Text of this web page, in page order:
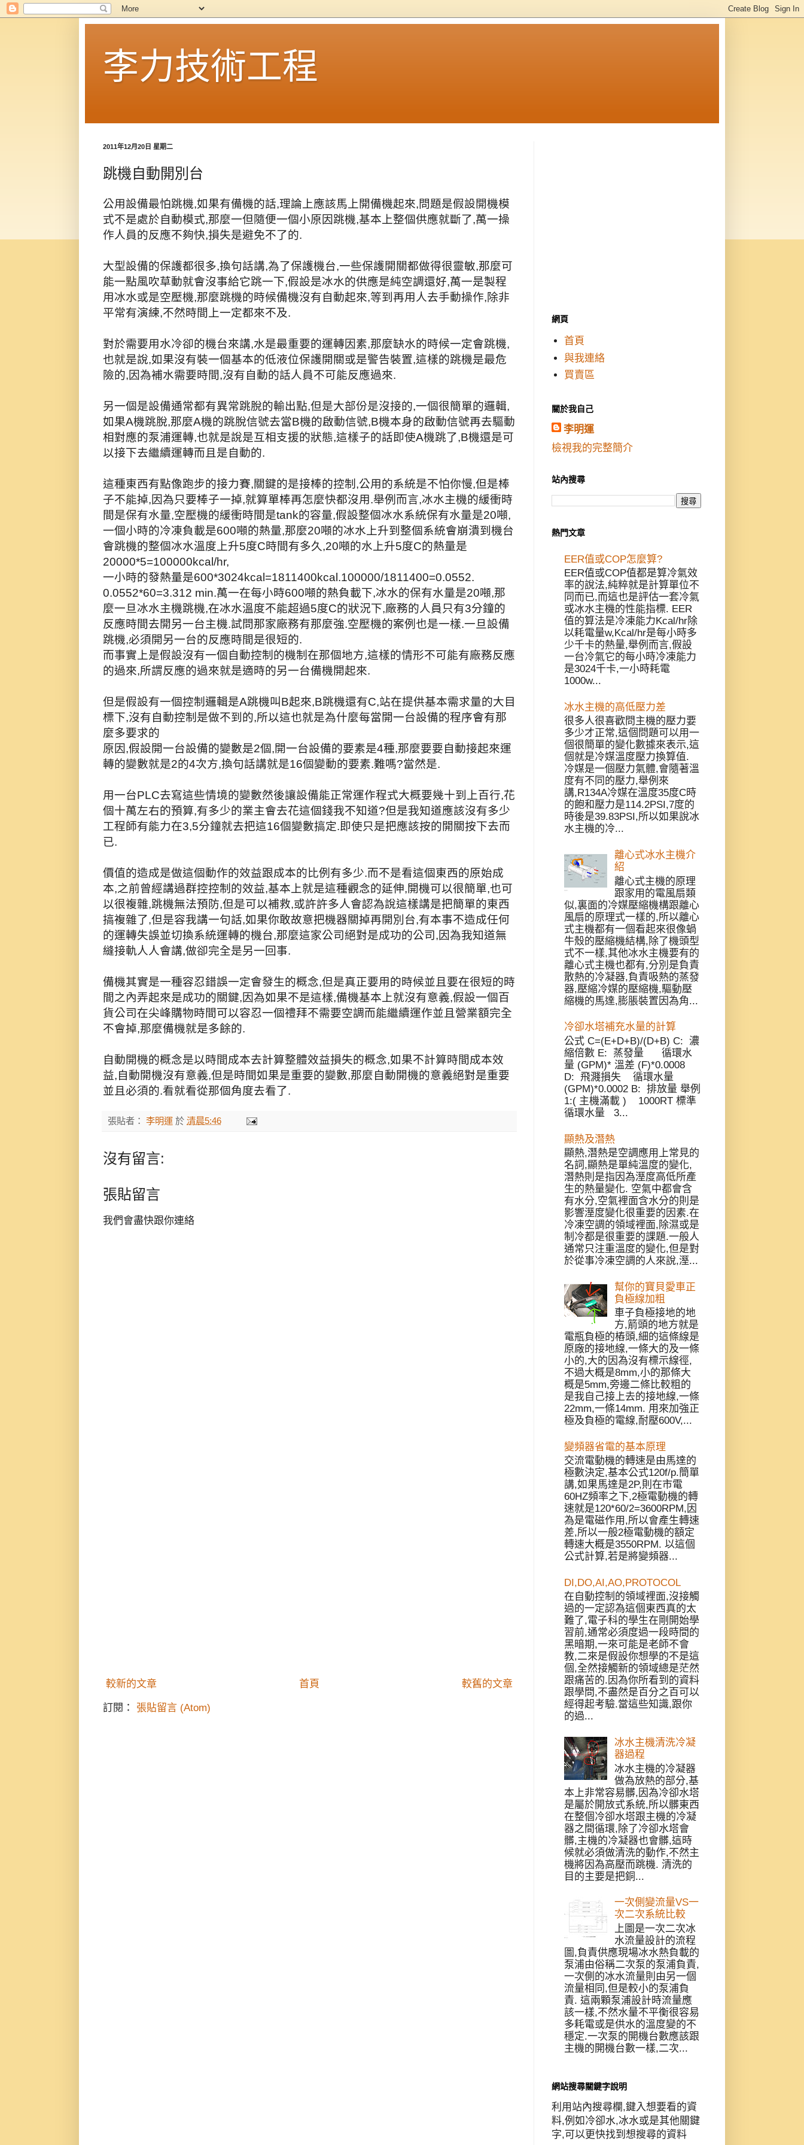
李力技術工程
2011年12月20日 星期二
跳機自動開別台
公用設備最怕跳機,如果有備機的話,理論上應該馬上開備機起來,問題是假設開機模
式不是處於自動模式,那麼一但隨便一個小原因跳機,基本上整個供應就斷了,萬一操
作人員的反應不夠快,損失是避免不了的.
大型設備的保護都很多,換句話講,為了保護機台,一些保護開關都做得很靈敏,那麼可
能一點風吹草動就會沒事給它跳一下,假設是冰水的供應是純空調還好,萬一是製程
用冰水或是空壓機,那麼跳機的時候備機沒有自動起來,等到再用人去手動操作,除非
平常有演練,不然時間上一定都來不及.
對於需要用水冷卻的機台來講,水是最重要的運轉因素,那麼缺水的時候一定會跳機,
也就是說,如果沒有裝一個基本的低液位保護開關或是警告裝置,這樣的跳機是最危
險的,因為補水需要時間,沒有自動的話人員不可能反應過來.
另一個是設備通常都有異常跳脫的輸出點,但是大部份是沒接的,一個很簡單的邏輯,
如果A機跳脫,那麼A機的跳脫信號去當B機的啟動信號,B機本身的啟動信號再去驅動
相對應的泵浦運轉,也就是說是互相支援的狀態,這樣子的話即使A機跳了,B機還是可
以接下去繼續運轉而且是自動的.
這種東西有點像跑步的接力賽,關鍵的是接棒的控制,公用的系統是不怕你慢,但是棒
子不能掉,因為只要棒子一掉,就算單棒再怎麼快都沒用.舉例而言,冰水主機的緩衝時
間是保有水量,空壓機的緩衝時間是tank的容量,假設整個冰水系統保有水量是20噸,
一個小時的冷凍負載是600噸的熱量,那麼20噸的冰水上升到整個系統會崩潰到機台
會跳機的整個冰水溫度上升5度C時間有多久,20噸的水上升5度C的熱量是
20000*5=100000kcal/hr,
一小時的發熱量是600*3024kcal=1811400kcal.100000/1811400=0.0552.
0.0552*60=3.312 min.萬一在每小時600噸的熱負載下,冰水的保有水量是20噸,那
麼一旦冰水主機跳機,在冰水溫度不能超過5度C的狀況下,廠務的人員只有3分鐘的
反應時間去開另一台主機.試問那家廠務有那麼強.空壓機的案例也是一樣.一旦設備
跳機,必須開另一台的反應時間是很短的.
而事實上是假設沒有一個自動控制的機制在那個地方,這樣的情形不可能有廠務反應
的過來,所謂反應的過來就是適時的另一台備機開起來.
但是假設有一個控制邏輯是A跳機叫B起來,B跳機還有C,站在提供基本需求量的大目
標下,沒有自動控制是做不到的,所以這也就是為什麼每當開一台設備的程序會有那
麼多要求的
原因,假設開一台設備的變數是2個,開一台設備的要素是4種,那麼要要自動接起來運
轉的變數就是2的4次方,換句話講就是16個變動的要素.難嗎?當然是.
用一台PLC去寫這些情境的變數然後讓設備能正常運作程式大概要幾十到上百行,花
個十萬左右的預算,有多少的業主會去花這個錢我不知道?但是我知道應該沒有多少
工程師有能力在3,5分鐘就去把這16個變數搞定.即使只是把應該按的開關按下去而
已.
價值的造成是做這個動作的效益跟成本的比例有多少.而不是看這個東西的原始成
本,之前曾經講過群控控制的效益,基本上就是這種觀念的延伸,開機可以很簡單,也可
以很複雜,跳機無法預防,但是可以補救,或許許多人會認為說這樣講是把簡單的東西
搞複雜了,但是容我講一句話,如果你敢故意把機器關掉再開別台,有本事不造成任何
的運轉失誤並切換系統運轉的機台,那麼這家公司絕對是成功的公司,因為我知道無
縫接軌人人會講,做卻完全是另一回事.
備機其實是一種容忍錯誤一定會發生的概念,但是真正要用的時候並且要在很短的時
間之內弄起來是成功的關鍵,因為如果不是這樣,備機基本上就沒有意義,假設一個百
貨公司在尖峰購物時間可以容忍一個禮拜不需要空調而能繼續運作並且營業額完全
不會掉,那麼備機就是多餘的.
自動開機的概念是以時間成本去計算整體效益損失的概念,如果不計算時間成本效
益,自動開機沒有意義,但是時間如果是重要的變數,那麼自動開機的意義絕對是重要
並且必須的.看就看從那個角度去看了.
張貼者： 李明運 於 清晨5:46
沒有留言:
張貼留言
我們會盡快跟你連絡
較新的文章 較舊的文章
首頁
訂閱： 張貼留言 (Atom)
網頁
首頁
與我連絡
買賣區
關於我自己
李明運
檢視我的完整簡介
站內搜尋
熱門文章
EER值或COP怎麼算?
EER值或COP值都是算冷氣效
率的說法,純粹就是計算單位不
同而已,而這也是評估一套冷氣
或冰水主機的性能指標. EER
值的算法是冷凍能力Kcal/hr除
以耗電量w,Kcal/hr是每小時多
少千卡的熱量,舉例而言,假設
一台冷氣它的每小時冷凍能力
是3024千卡,一小時耗電
1000w...
冰水主機的高低壓力差
很多人很喜歡問主機的壓力要
多少才正常,這個問題可以用一
個很簡單的變化數據來表示,這
個就是冷媒溫度壓力換算值.
冷媒是一個壓力氣體,會隨著溫
度有不同的壓力,舉例來
講,R134A冷媒在溫度35度C時
的飽和壓力是114.2PSI,7度的
時後是39.83PSI,所以如果說冰
水主機的冷...
離心式冰水主機介
紹
離心式主機的原理
跟家用的電風扇類
似,裏面的冷媒壓縮機構跟離心
風扇的原理式一樣的,所以離心
式主機都有一個看起來很像蝸
牛殼的壓縮機結構,除了機頭型
式不一樣,其他冰水主機要有的
離心式主機也都有,分別是負責
散熱的冷凝器,負責吸熱的蒸發
器,壓縮冷媒的壓縮機,驅動壓
縮機的馬達,膨脹裝置因為角...
冷卻水塔補充水量的計算
公式 C=(E+D+B)/(D+B) C: 濃
縮倍數 E: 蒸發量 循環水
量 (GPM)* 溫差 (F)*0.0008
D: 飛濺損失 循環水量
(GPM)*0.0002 B: 排放量 舉例
1:( 主機滿載 ) 1000RT 標準
循環水量 3...
顯熱及潛熱
顯熱,潛熱是空調應用上常見的
名詞,顯熱是單純溫度的變化,
潛熱則是指因為溼度高低所產
生的熱量變化. 空氣中都會含
有水分,空氣裡面含水分的則是
影響溼度變化很重要的因素.在
冷凍空調的領域裡面,除濕或是
制冷都是很重要的課題.一般人
通常只注重溫度的變化,但是對
於從事冷凍空調的人來說,溼...
幫你的寶貝愛車正
負極線加粗
車子負極接地的地
方,箭頭的地方就是
電瓶負極的樁頭,細的這條線是
原廠的接地線,一條大的及一條
小的,大的因為沒有標示線徑,
不過大概是8mm,小的那條大
概是5mm,旁邊二條比較粗的
是我自己接上去的接地線,一條
22mm,一條14mm. 用來加強正
極及負極的電線,耐壓600V,...
變頻器省電的基本原理
交流電動機的轉速是由馬達的
極數決定,基本公式120f/p.簡單
講,如果馬達是2P,則在市電
60HZ頻率之下,2極電動機的轉
速就是120*60/2=3600RPM,因
為是電磁作用,所以會產生轉速
差,所以一般2極電動機的額定
轉速大概是3550RPM. 以這個
公式計算,若是將變頻器...
DI,DO,AI,AO,PROTOCOL
在自動控制的領域裡面,沒接觸
過的一定認為這個東西真的太
難了,電子科的學生在剛開始學
習前,通常必須度過一段時間的
黑暗期,一來可能是老師不會
教,二來是假設你想學的不是這
個,全然接觸新的領域總是茫然
跟痛苦的.因為你所看到的資料
跟學問,不盡然是百分之百可以
經得起考驗.當這些知識,跟你
的過...
冰水主機清洗冷凝
器過程
冰水主機的冷凝器
做為放熱的部分,基
本上非常容易髒,因為冷卻水塔
是屬於開放式系統,所以髒東西
在整個冷卻水塔跟主機的冷凝
器之間循環,除了冷卻水塔會
髒,主機的冷凝器也會髒,這時
候就必須做清洗的動作,不然主
機將因為高壓而跳機. 清洗的
目的主要是把銅...
一次側變流量VS一
次二次系統比較
上圖是一次二次冰
水流量設計的流程
圖,負責供應現場冰水熱負載的
泵浦由俗稱二次泵的泵浦負責,
一次側的冰水流量則由另一個
流量相同,但是較小的泵浦負
責. 這兩顆泵浦設計時流量應
該一樣,不然水量不平衡很容易
多耗電或是供水的溫度變的不
穩定.一次泵的開機台數應該跟
主機的開機台數一樣,二次...
網站搜尋關鍵字說明
利用站內搜尋欄,鍵入想要看的資
料,例如冷卻水,冰水或是其他關鍵
字,可以更快找到想搜尋的資料